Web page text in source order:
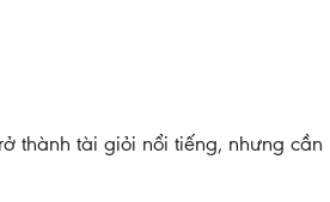
thành tài giỏi nổi tiếng, nhưng cần